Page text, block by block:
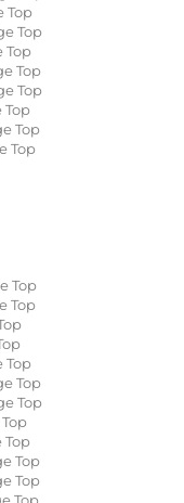
Top
Top
Top
Top
Top
Top
Top
Top
Top
Top
Top
Top
Top
Top
Top
Top